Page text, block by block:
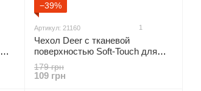
−39%
Артикул: 21160 1
Чехол Deer с тканевой
поверхностью Soft-Touch для
Huawei Y6 2019 - Black
179 грн
109 грн